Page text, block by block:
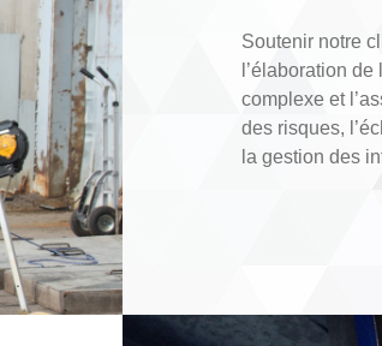
Soutenir notre
l’élaboration
complexe et
des risques,
la gestion des